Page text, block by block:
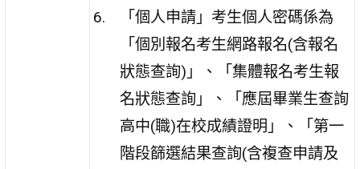
「個人申請」考生個人密碼係為
「個別報名考生網路報名(含報名
狀態查詢)」、「集體報名考生報
名狀態查詢」、「應屆畢業生查詢
高中(職)在校成績證明」、「第一
階段篩選結果查詢(含複查申請及